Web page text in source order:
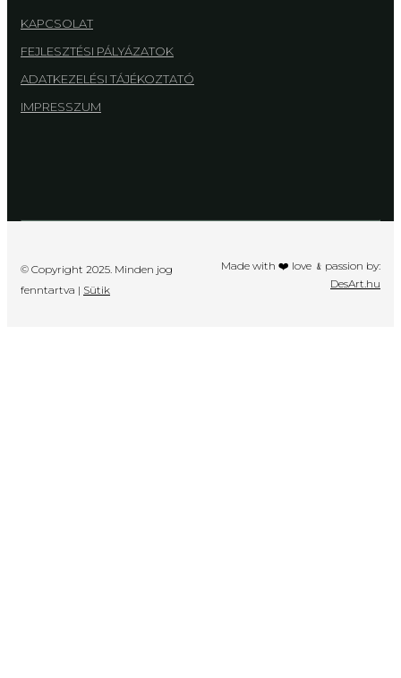
HU| EN|DE
KAPCSOLAT
FEJLESZTÉSI PÁLYÁZATOK
ADATKEZELÉSI TÁJÉKOZTATÓ
IMPRESSZUM
Made with ❤️ love ﹠passion by:
DesArt.hu
© Copyright 2025. Minden jog
fenntartva | Sütik